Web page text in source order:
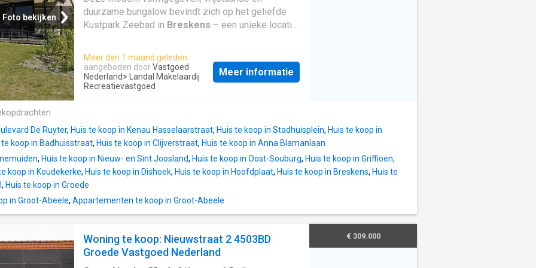
culinaire markt om de hoek.Groede heeft een
kleine 1.000 inwoners en kent sfeervolle straatjes
de sfeer is het echt leuk om in
Daarnaast heeftGroedezijn eigen supermarkt die
al meer dan 100 jaar bestaat! Ook sta je met de
fiets zo aan het strand voor een leuk tochtje, een
Foto bekijken
duurzame bungalow bevindt zich op het geliefde
Kustpark Zeebad in Breskens – een unieke locatie
Op slechts een steenworp afstand vind je het brede
zandstrand en het levendige centrum van
Breskens , met gezellige winkels, sfeervolle
restaurants en een charmante jachthaven. De
avonduren volop van de zon kunt genieten. De fraai
aangelegde tuin grenst direct aan een sfeervolle
waterpartij en beschikt over een ruim, deels
overdekt terras met verstelbare lamellen. Zo creëer
je altijd een perfecte balans tussen zon en
schaduw. Een heerlijke plek voor lange, ontspannen
Breskensis de perfecte bestemming voor een
ontspannen én veelzijdige vakantie aan de
schitterende Zeeuwse kust. Op slechts enkele
Meer dan 1 maand geleden
aangeboden doorVastgoed
Nederland> Landal Makelaardij
Recreatievastgoed
Meer informatie
De Ruyter, Huis te koop in Kenau Hasselaarstraat, Huis te koop in Stadhuisplein, Huis te koop in
te koop in Badhuisstraat, Huis te koop in Clijverstraat, Huis te koop in Anna Blamanlaan
, Huis te koop in Nieuw- en Sint Joosland, Huis te koop in Oost-Souburg, Huis te koop in Griffioen,
koop in Koudekerke, Huis te koop in Dishoek, Huis te koop in Hoofdplaat, Huis te koop in Breskens, Huis te
, Huis te koop in Groede
in Groot-Abeele, Appartementen te koop in Groot-Abeele
Woning te koop: Nieuwstraat 2 4503BD
Groede Vastgoed Nederland
€ 309.000